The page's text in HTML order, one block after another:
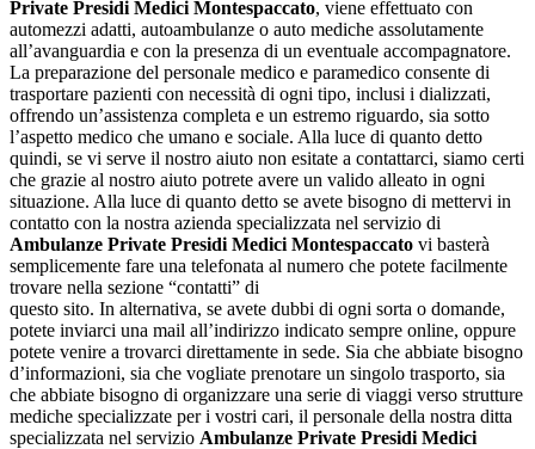
Private Presidi Medici Montespaccato, viene effettuato con
automezzi adatti, autoambulanze o auto mediche assolutamente
all’avanguardia e con la presenza di un eventuale accompagnatore.
La preparazione del personale medico e paramedico consente di
trasportare pazienti con necessità di ogni tipo, inclusi i dializzati,
offrendo un’assistenza completa e un estremo riguardo, sia sotto
l’aspetto medico che umano e sociale. Alla luce di quanto detto
quindi, se vi serve il nostro aiuto non esitate a contattarci, siamo certi
che grazie al nostro aiuto potrete avere un valido alleato in ogni
situazione. Alla luce di quanto detto se avete bisogno di mettervi in
contatto con la nostra azienda specializzata nel servizio di
Ambulanze Private Presidi Medici Montespaccato vi basterà
semplicemente fare una telefonata al numero che potete facilmente
trovare nella sezione “contatti” di
questo sito. In alternativa, se avete dubbi di ogni sorta o domande,
potete inviarci una mail all’indirizzo indicato sempre online, oppure
potete venire a trovarci direttamente in sede. Sia che abbiate bisogno
d’informazioni, sia che vogliate prenotare un singolo trasporto, sia
che abbiate bisogno di organizzare una serie di viaggi verso strutture
mediche specializzate per i vostri cari, il personale della nostra ditta
specializzata nel servizio Ambulanze Private Presidi Medici